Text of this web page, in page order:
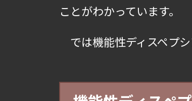
ことがわかっています。
では機能性ディスペプシ